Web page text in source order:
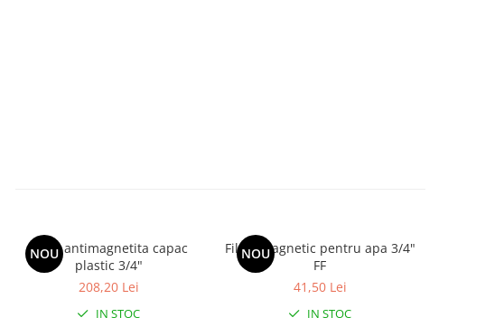
NOU
Filtru antimagnetita capac
plastic 3/4"
208,20 Lei
IN STOC
NOU
Filtru magnetic pentru apa 3/4"
FF
41,50 Lei
IN STOC